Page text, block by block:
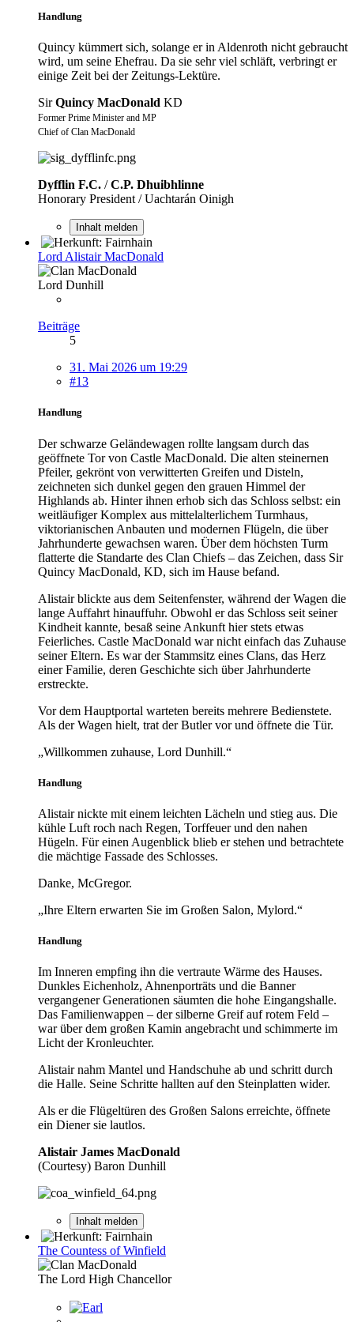
Handlung
Quincy kümmert sich, solange er in Aldenroth nicht gebraucht
wird, um seine Ehefrau. Da sie sehr viel schläft, verbringt er
einige Zeit bei der Zeitungs-Lektüre.
SirQuincy MacDonald KD
Former Prime Minister and MP
Chief of Clan MacDonald
Dyfflin F.C. /C.P. Dhuibhlinne
Honorary President / Uachtarán Oinigh
Inhalt melden
Lord Alistair MacDonald
Lord Dunhill
Beiträge
5
31. Mai 2026 um 19:29
#13
Handlung
Der schwarze Geländewagen rollte langsam durch das
geöffnete Tor von Castle MacDonald. Die alten steinernen
Pfeiler, gekrönt von verwitterten Greifen und Disteln,
zeichneten sich dunkel gegen den grauen Himmel der
Highlands ab. Hinter ihnen erhob sich das Schloss selbst: ein
weitläufiger Komplex aus mittelalterlichem Turmhaus,
viktorianischen Anbauten und modernen Flügeln, die über
Jahrhunderte gewachsen waren. Über dem höchsten Turm
flatterte die Standarte des Clan Chiefs – das Zeichen, dass Sir
Quincy MacDonald, KD, sich im Hause befand.
Alistair blickte aus dem Seitenfenster, während der Wagen die
lange Auffahrt hinauffuhr. Obwohl er das Schloss seit seiner
Kindheit kannte, besaß seine Ankunft hier stets etwas
Feierliches. Castle MacDonald war nicht einfach das Zuhause
seiner Eltern. Es war der Stammsitz eines Clans, das Herz
einer Familie, deren Geschichte sich über Jahrhunderte
erstreckte.
Vor dem Hauptportal warteten bereits mehrere Bedienstete.
Als der Wagen hielt, trat der Butler vor und öffnete die Tür.
„Willkommen zuhause, Lord Dunhill.“
Handlung
Alistair nickte mit einem leichten Lächeln und stieg aus. Die
kühle Luft roch nach Regen, Torffeuer und den nahen
Hügeln. Für einen Augenblick blieb er stehen und betrachtete
die mächtige Fassade des Schlosses.
Danke, McGregor.
„Ihre Eltern erwarten Sie im Großen Salon, Mylord.“
Handlung
Im Inneren empfing ihn die vertraute Wärme des Hauses.
Dunkles Eichenholz, Ahnenporträts und die Banner
vergangener Generationen säumten die hohe Eingangshalle.
Das Familienwappen – der silberne Greif auf rotem Feld –
war über dem großen Kamin angebracht und schimmerte im
Licht der Kronleuchter.
Alistair nahm Mantel und Handschuhe ab und schritt durch
die Halle. Seine Schritte hallten auf den Steinplatten wider.
Als er die Flügeltüren des Großen Salons erreichte, öffnete
ein Diener sie lautlos.
Alistair James MacDonald
(Courtesy) Baron Dunhill
Inhalt melden
The Countess of Winfield
The Lord High Chancellor